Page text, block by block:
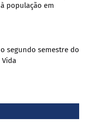
população em
segundo semestre do